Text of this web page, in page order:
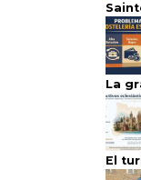
La
El